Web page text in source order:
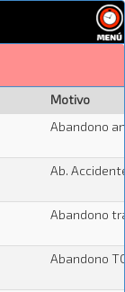
Motivo
Abandono
Ab.
Abandono
Abandono